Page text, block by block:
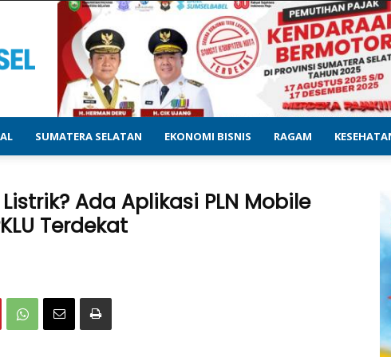
SUMATERA SELATAN EKONOMI BISNIS RAGAM
Ada Aplikasi PLN Mobile
Terdekat